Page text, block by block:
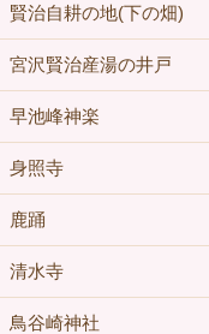
賢治自耕の地(下の畑)
宮沢賢治産湯の井戸
早池峰神楽
身照寺
鹿踊
清水寺
鳥谷崎神社